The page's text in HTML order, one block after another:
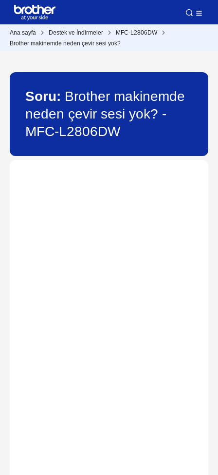
Ana sayfa Destek ve İndirmeler
MFC-L2806DW
Brother makinemde neden çevir sesi yok?
Soru: Brother makinemde
neden çevir sesi yok? -
MFC-L2806DW